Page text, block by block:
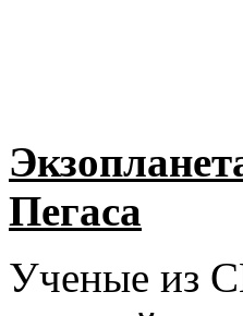
Пегаса
Ученые из